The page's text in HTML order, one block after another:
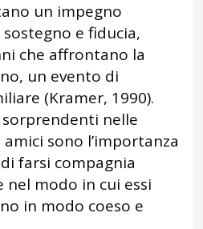
un impegno
e fiducia,
che affrontano la
un evento di
(Kramer, 1990).
nelle
sono l’importanza
farsi compagnia
nel modo in cui essi
in modo coeso e